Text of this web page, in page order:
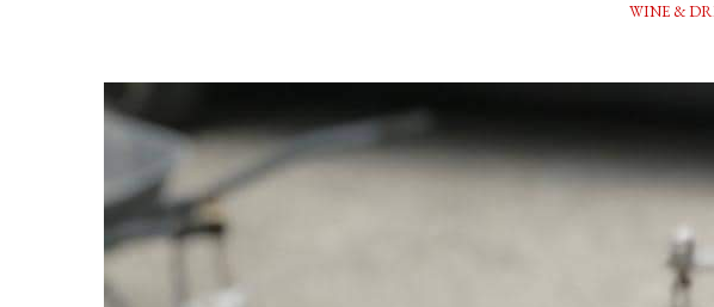
WINE &